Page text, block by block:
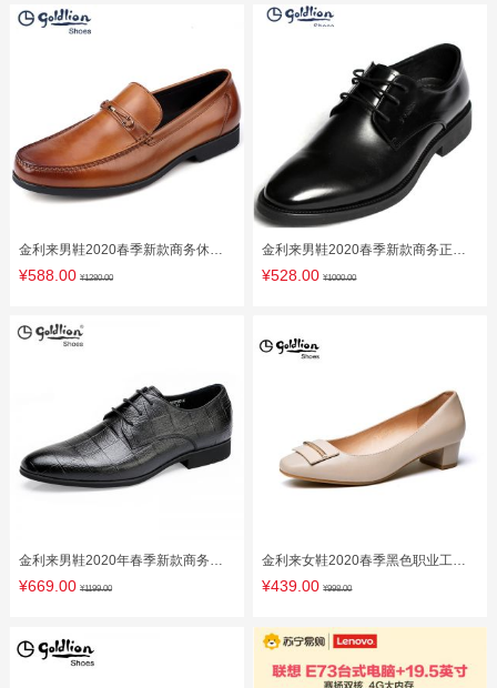
金利来男鞋2020春季新款商务休闲
鞋男士真皮正装皮鞋男软底婚鞋子
¥588.00 ¥1280.00
金利来男鞋2020春季新款商务正装
皮鞋男真皮软底休闲婚鞋男士透气
¥528.00 ¥1000.00
金利来男鞋2020年春季新款商务正
装鞋男士软皮系带英伦百搭皮鞋男
¥669.00 ¥1199.00
金利来女鞋2020春季黑色职业工作
鞋女皮鞋中跟粗跟浅口真皮单鞋女
¥439.00 ¥998.00